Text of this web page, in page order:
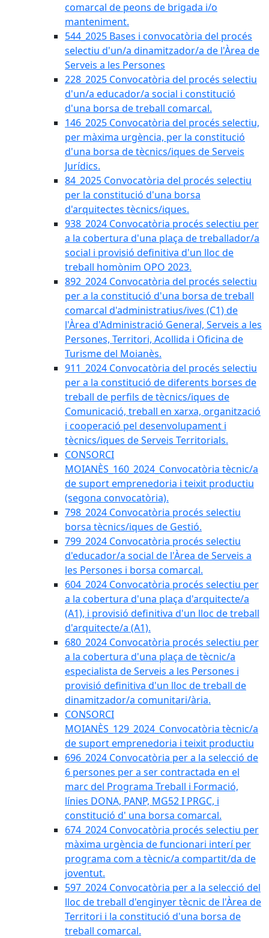
comarcal de peons de brigada i/o
manteniment.
544_2025 Bases i convocatòria del procés
selectiu d'un/a dinamitzador/a de l'Àrea de
Serveis a les Persones
228_2025 Convocatòria del procés selectiu
d'un/a educador/a social i constitució
d'una borsa de treball comarcal.
146_2025 Convocatòria del procés selectiu,
per màxima urgència, per la constitució
d'una borsa de tècnics/iques de Serveis
Jurídics.
84_2025 Convocatòria del procés selectiu
per la constitució d'una borsa
d'arquitectes tècnics/iques.
938_2024 Convocatòria procés selectiu per
a la cobertura d'una plaça de treballador/a
social i provisió definitiva d'un lloc de
treball homònim OPO 2023.
892_2024 Convocatòria del procés selectiu
per a la constitució d'una borsa de treball
comarcal d'administratius/ives (C1) de
l'Àrea d'Administració General, Serveis a les
Persones, Territori, Acollida i Oficina de
Turisme del Moianès.
911_2024 Convocatòria del procés selectiu
per a la constitució de diferents borses de
treball de perfils de tècnics/iques de
Comunicació, treball en xarxa, organització
i cooperació pel desenvolupament i
tècnics/iques de Serveis Territorials.
CONSORCI
MOIANÈS_160_2024_Convocatòria tècnic/a
de suport emprenedoria i teixit productiu
(segona convocatòria).
798_2024 Convocatòria procés selectiu
borsa tècnics/iques de Gestió.
799_2024 Convocatòria procés selectiu
d'educador/a social de l'Àrea de Serveis a
les Persones i borsa comarcal.
604_2024 Convocatòria procés selectiu per
a la cobertura d'una plaça d'arquitecte/a
(A1), i provisió definitiva d'un lloc de treball
d'arquitecte/a (A1).
680_2024 Convocatòria procés selectiu per
a la cobertura d'una plaça de tècnic/a
especialista de Serveis a les Persones i
provisió definitiva d'un lloc de treball de
dinamitzador/a comunitari/ària.
CONSORCI
MOIANÈS_129_2024_Convocatòria tècnic/a
de suport emprenedoria i teixit productiu
696_2024 Convocatòria per a la selecció de
6 persones per a ser contractada en el
marc del Programa Treball i Formació,
línies DONA, PANP, MG52 I PRGC, i
constitució d' una borsa comarcal.
674_2024 Convocatòria procés selectiu per
màxima urgència de funcionari interí per
programa com a tècnic/a compartit/da de
joventut.
597_2024 Convocatòria per a la selecció del
lloc de treball d'enginyer tècnic de l'Àrea de
Territori i la constitució d'una borsa de
treball comarcal.